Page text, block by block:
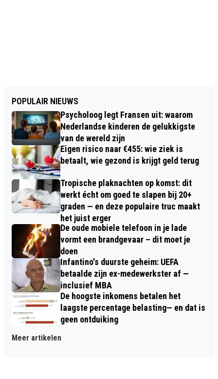
POPULAIR NIEUWS
Psycholoog legt Fransen uit: waarom
Nederlandse kinderen de gelukkigste
van de wereld zijn
Eigen risico naar €455: wie ziek is
betaalt, wie gezond is krijgt geld terug
Tropische plaknachten op komst: dit
werkt écht om goed te slapen bij 20+
graden — en deze populaire truc maakt
het juist erger
De oude mobiele telefoon in je lade
vormt een brandgevaar – dit moet je
doen
Infantino's duurste geheim: UEFA
betaalde zijn ex-medewerkster af —
inclusief MBA
De hoogste inkomens betalen het
laagste percentage belasting— en dat is
geen ontduiking
Meer artikelen